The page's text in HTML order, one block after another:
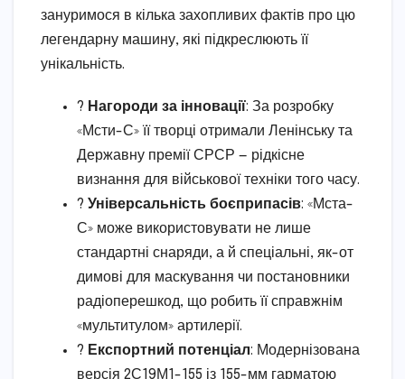
зануримося в кілька захопливих фактів про цю
легендарну машину, які підкреслюють її
унікальність.
? Нагороди за інновації: За розробку
«Мсти-С» її творці отримали Ленінську та
Державну премії СРСР — рідкісне
визнання для військової техніки того часу.
? Універсальність боєприпасів: «Мста-
С» може використовувати не лише
стандартні снаряди, а й спеціальні, як-от
димові для маскування чи постановники
радіоперешкод, що робить її справжнім
«мультитулом» артилерії.
? Експортний потенціал: Модернізована
версія 2С19М1-155 із 155-мм гарматою